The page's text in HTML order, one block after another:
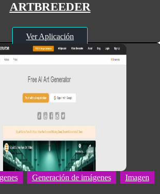
ARTBREEDER
Ver Aplicación
Generación de imágenes Imagen